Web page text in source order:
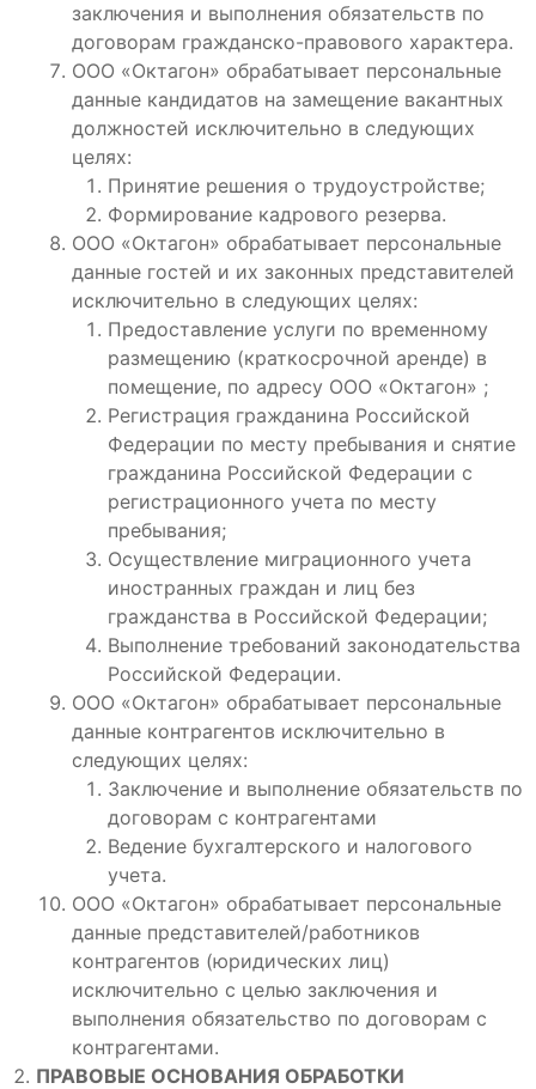
заключения и выполнения обязательств по
договорам гражданско-правового характера.
ООО «Октагон» обрабатывает персональные
данные кандидатов на замещение вакантных
должностей исключительно в следующих
целях:
Принятие решения о трудоустройстве;
Формирование кадрового резерва.
ООО «Октагон» обрабатывает персональные
данные гостей и их законных представителей
исключительно в следующих целях:
Предоставление услуги по временному
размещению (краткосрочной аренде) в
помещение, по адресу ООО «Октагон» ;
Регистрация гражданина Российской
Федерации по месту пребывания и снятие
гражданина Российской Федерации с
регистрационного учета по месту
пребывания;
Осуществление миграционного учета
иностранных граждан и лиц без
гражданства в Российской Федерации;
Выполнение требований законодательства
Российской Федерации.
ООО «Октагон» обрабатывает персональные
данные контрагентов исключительно в
следующих целях:
Заключение и выполнение обязательств по
договорам с контрагентами
Ведение бухгалтерского и налогового
учета.
ООО «Октагон» обрабатывает персональные
данные представителей/работников
контрагентов (юридических лиц)
исключительно с целью заключения и
выполнения обязательство по договорам с
контрагентами.
ПРАВОВЫЕ ОСНОВАНИЯ ОБРАБОТКИ